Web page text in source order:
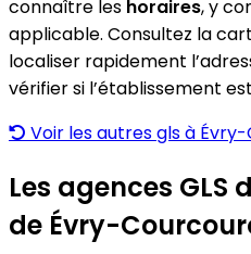
connaître les horaires, y
applicable. Consultez la
localiser rapidement
vérifier si l’établissement est
Voir les autres gls à
Les agences GLS
de Évry-